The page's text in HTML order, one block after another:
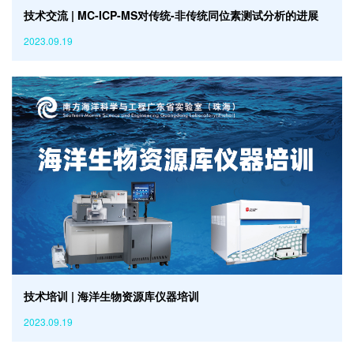
技术交流 | MC-ICP-MS对传统-非传统同位素测试分析的进展
2023.09.19
技术培训 | 海洋生物资源库仪器培训
2023.09.19